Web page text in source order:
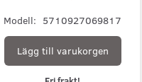
Modell: 5710927069817
Lägg till varukorgen